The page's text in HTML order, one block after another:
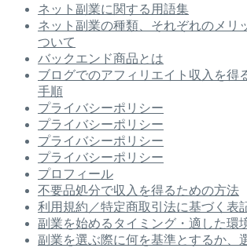
ネット副業に関する用語集
ネット副業の種類、それぞれのメリ
ついて
バックエンド商品とは
ブログでのアフィリエイト収入を得
手順
プライバシーポリシー
プライバシーポリシー
プライバシーポリシー
プライバシーポリシー
プロフィール
不要品処分で収入を得るための方法
利用規約／特定商取引法に基づく表
副業を始めるタイミング・適した環
副業を選ぶ際に何を基準とするか、